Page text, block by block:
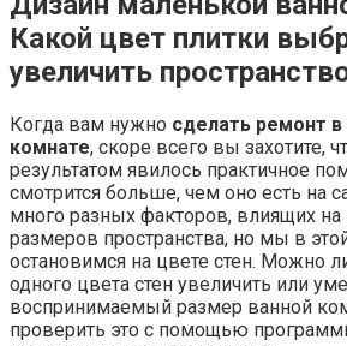
Какой цвет плитки
увеличить
Когда вам нужно сделать ремонт
комнате, скоре всего вы захотите,
результатом явилось практичное
смотрится больше, чем оно есть на
много разных факторов, влиящих на
размеров пространства, но мы в
остановимся на цвете стен. Можно
одного цвета стен увеличить или
воспринимаемый размер ванной
проверить это с помощью